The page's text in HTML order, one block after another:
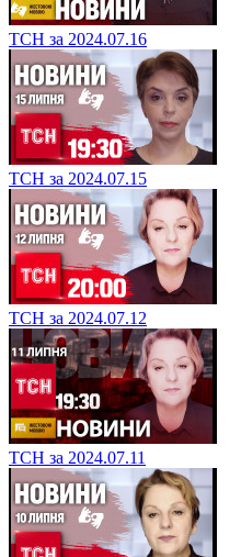
ТСН за 2024.07.16
ТСН за 2024.07.15
ТСН за 2024.07.12
ТСН за 2024.07.11